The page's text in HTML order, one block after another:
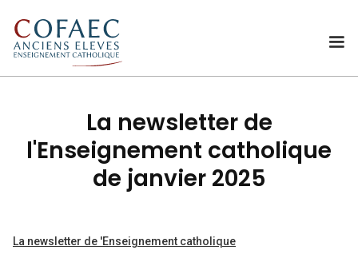
La newsletter de
l'Enseignement catholique
de janvier 2025
La newsletter de 'Enseignement catholique